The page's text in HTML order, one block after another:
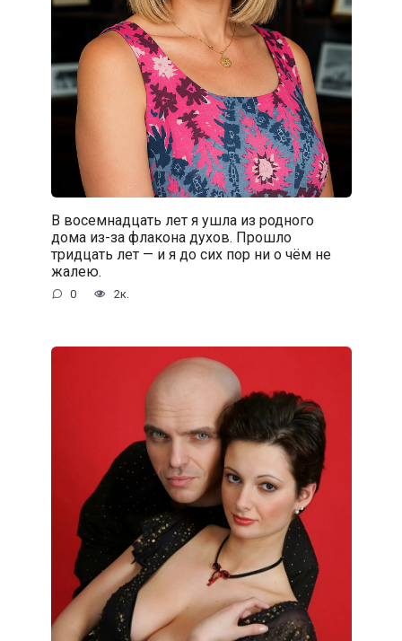
В восемнадцать лет я ушла из родного
дома из-за флакона духов. Прошло
тридцать лет — и я до сих пор ни о чём не
жалею.
0 2к.